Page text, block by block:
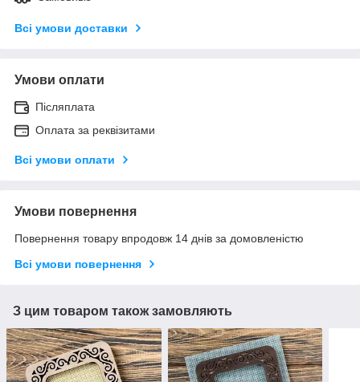
Всі умови доставки
Умови оплати
Післяплата
Оплата за реквізитами
Всі умови оплати
Умови повернення
Повернення товару впродовж 14 днів за домовленістю
Всі умови повернення
З цим товаром також замовляють